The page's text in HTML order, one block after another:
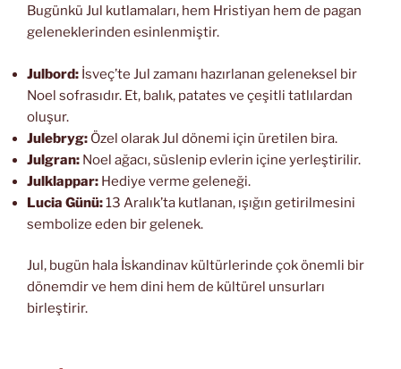
Bugünkü Jul kutlamaları, hem Hristiyan hem de pagan
geleneklerinden esinlenmiştir.
Julbord: İsveç’te Jul zamanı hazırlanan geleneksel bir
Noel sofrasıdır. Et, balık, patates ve çeşitli tatlılardan
oluşur.
Julebryg: Özel olarak Jul dönemi için üretilen bira.
Julgran: Noel ağacı, süslenip evlerin içine yerleştirilir.
Julklappar: Hediye verme geleneği.
Lucia Günü:13 Aralık’ta kutlanan, ışığın getirilmesini
sembolize eden bir gelenek.
Jul, bugün hala İskandinav kültürlerinde çok önemli bir
dönemdir ve hem dini hem de kültürel unsurları
birleştirir.